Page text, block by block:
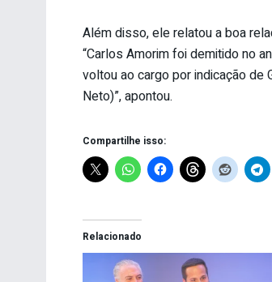
Além disso, ele relatou a boa
“Carlos Amorim foi demitido no
voltou ao cargo por indicação de
Neto)”, apontou.
Compartilhe isso:
Relacionado